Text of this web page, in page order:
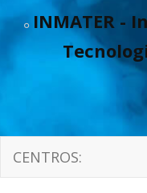
INMATER -
CENTROS: